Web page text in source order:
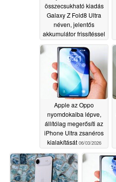
összecsukható kiadás
Galaxy Z Fold8 Ultra
néven, jelentős
akkumulátor frissítéssel
még mindig pletykálják
06/03/2026
Apple az Oppo
nyomdokaiba lépve,
állítólag megerősíti az
iPhone Ultra zsanéros
kialakítását 06/03/2026